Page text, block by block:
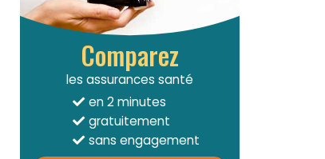
Comparez
les assurances santé
en 2 minutes
gratuitement
sans engagement